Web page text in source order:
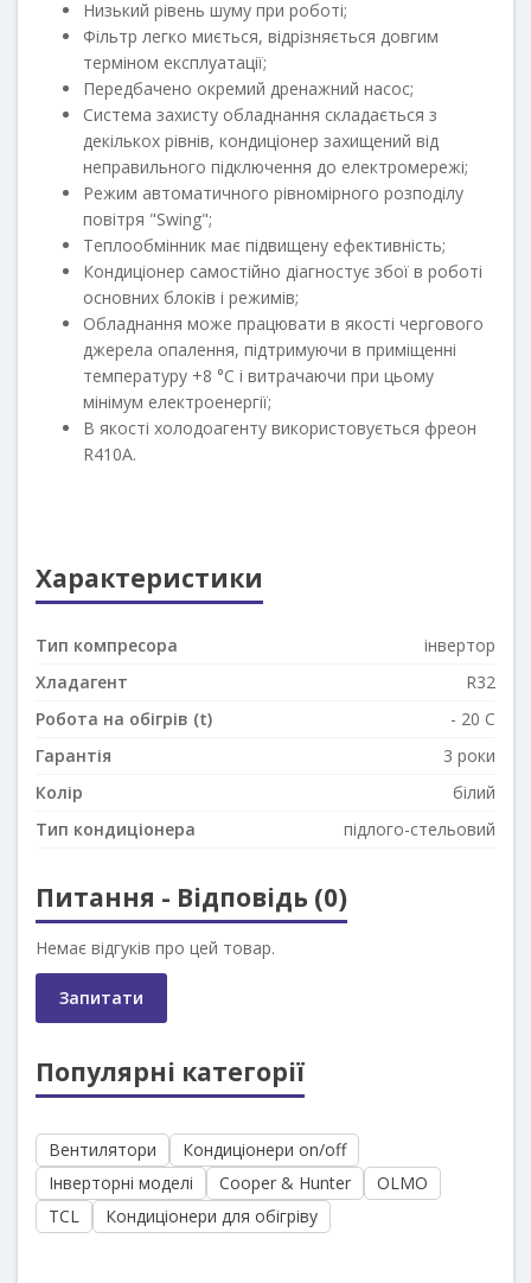
Низький рівень шуму при роботі;
Фільтр легко миється, відрізняється довгим
терміном експлуатації;
Передбачено окремий дренажний насос;
Система захисту обладнання складається з
декількох рівнів, кондиціонер захищений від
неправильного підключення до електромережі;
Режим автоматичного рівномірного розподілу
повітря "Swing";
Теплообмінник має підвищену ефективність;
Кондиціонер самостійно діагностує збої в роботі
основних блоків і режимів;
Обладнання може працювати в якості чергового
джерела опалення, підтримуючи в приміщенні
температуру +8 °C і витрачаючи при цьому
мінімум електроенергії;
В якості холодоагенту використовується фреон
R410A.
Характеристики
Тип компресора
інвертор
Хладагент
R32
Робота на обігрів (t)
- 20 C
Гарантія
3 роки
Колір
білий
Тип кондиціонера
підлого-стельовий
Питання - Відповідь (0)
Немає відгуків про цей товар.
Запитати
Популярні категорії
Вентилятори
Кондиціонери on/off
Інверторні моделі
Cooper & Hunter
OLMO
TCL
Кондиціонери для обігріву